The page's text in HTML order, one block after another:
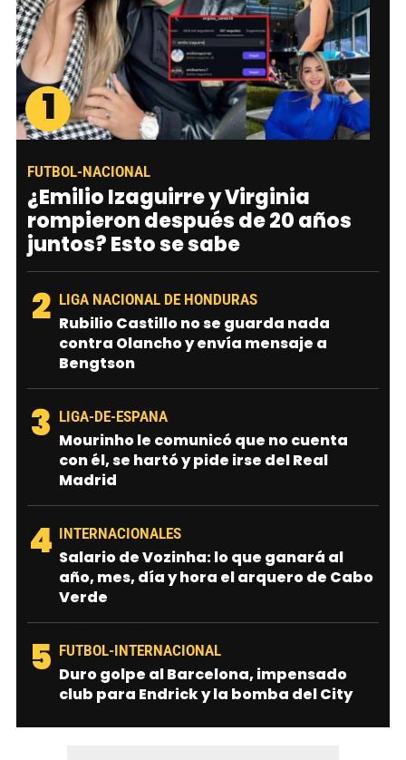
1
FUTBOL-NACIONAL
¿Emilio Izaguirre y Virginia
rompieron después de 20 años
juntos? Esto se sabe
2 LIGA NACIONAL DE HONDURAS
Rubilio Castillo no se guarda nada
contra Olancho y envía mensaje a
Bengtson
3 LIGA-DE-ESPANA
Mourinho le comunicó que no cuenta
con él, se hartó y pide irse del Real
Madrid
4 INTERNACIONALES
Salario de Vozinha: lo que ganará al
año, mes, día y hora el arquero de Cabo
Verde
5 FUTBOL-INTERNACIONAL
Duro golpe al Barcelona, impensado
club para Endrick y la bomba del City